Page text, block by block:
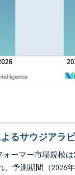
るサウジアラ
ーマー市場規模は
予測期間（2026